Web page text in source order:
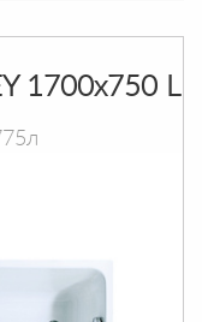
1700х750 L